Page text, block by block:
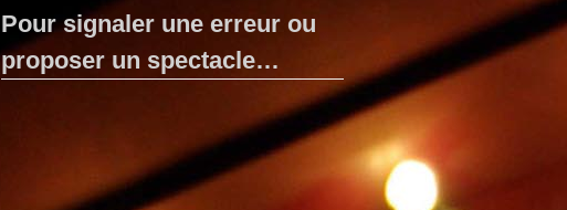
Pour signaler une erreur ou
proposer un spectacle…